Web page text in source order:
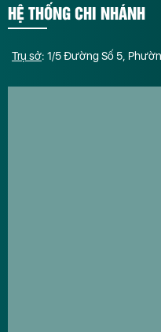
HỆ THỐNG CHI NHÁNH
Trụ sở: 1/5 Đường Số 5,